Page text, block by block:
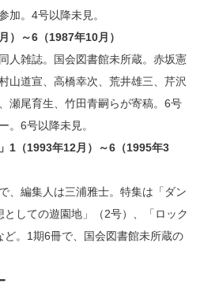
加。4号以降未見。
）～6（1987年10月）
人雑誌。国会図書館未所蔵。赤坂憲
山道宣、高橋幸次、荒井雄三、芹沢
瀬尾育生、竹田青嗣らが寄稿。6号
。6号以降未見。
1（1993年12月）～6（1995年3
、編集人は三浦雅士。特集は「ダン
しての遊園地」（2号）、「ロック
ど。1期6冊で、国会図書館未所蔵の